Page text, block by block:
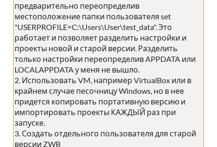
предварительно переопределив
местоположение папки пользователя set
"USERPROFILE=C:\Users\User\test_data". Это
работает и позволяет разделить настройки и
проекты новой и старой версии. Разделить
только настройки переопределив APPDATA или
LOCALAPPDATA у меня не вышло.
2. Использовать VM, например VirtualBox или в
крайнем случае песочницу Windows, но в нее
придется копировать портативную версию и
импортировать проекты КАЖДЫЙ раз при
запуске.
3. Создать отдельного пользователя для старой
версии ZWB